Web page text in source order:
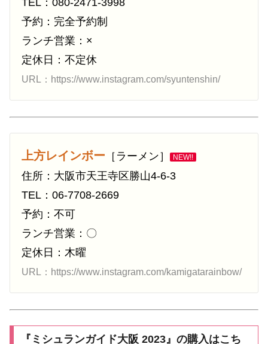
予約：完全予約制
ランチ営業：×
定休日：不定休
URL：https://www.instagram.com/syuntenshin/
上方レインボー ［ラーメン］ NEW!!
住所：大阪市天王寺区勝山4-6-3
TEL：06-7708-2669
予約：不可
ランチ営業：〇
定休日：木曜
URL：https://www.instagram.com/kamigatarainbow/
『ミシュランガイド大阪 2023』の購入はこち